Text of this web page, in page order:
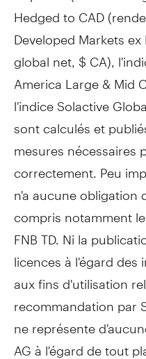
Hedged to CAD
Developed Markets
global net, $ CA),
America Large & Mid
l'indice Solactive
sont calculés et
mesures nécessaires
correctement. Peu
n'a aucune obligation
compris notamment
FNB TD. Ni la
licences à l'égard
aux fins d'utilisation
recommandation par
ne représente
AG à l'égard de tout